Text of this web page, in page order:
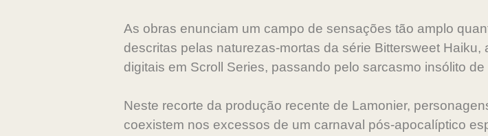
As obras enunciam um campo de sensações tão amplo
descritas pelas naturezas-mortas da série Bittersweet
digitais em Scroll Series, passando pelo sarcasmo insólito
Neste recorte da produção recente de Lamonier,
coexistem nos excessos de um carnaval pós-apocalíptico